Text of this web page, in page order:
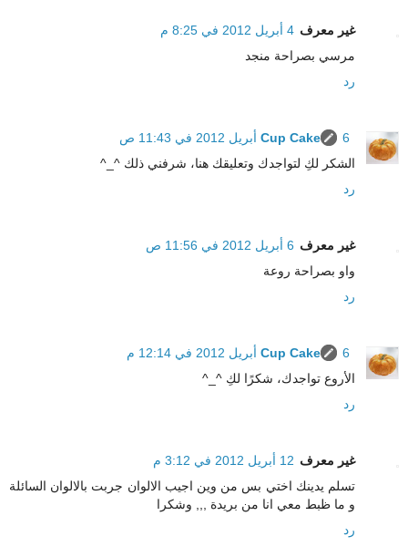
غير معرف 4 أبريل 2012 في 8:25 م
مرسي بصراحة منجد
رد
Cup Cake
6 أبريل 2012 في 11:43 ص
الشكر لكِ لتواجدك وتعليقك هنا، شرفني ذلك ^_^
رد
غير معرف 6 أبريل 2012 في 11:56 ص
واو بصراحة روعة
رد
Cup Cake
6 أبريل 2012 في 12:14 م
الأروع تواجدك، شكرًا لكِ ^_^
رد
غير معرف 12 أبريل 2012 في 3:12 م
تسلم يدينك اختي بس من وين اجيب الالوان جربت بالالوان السائلة
و ما ظبط معي انا من بريدة ,,, وشكرا
رد